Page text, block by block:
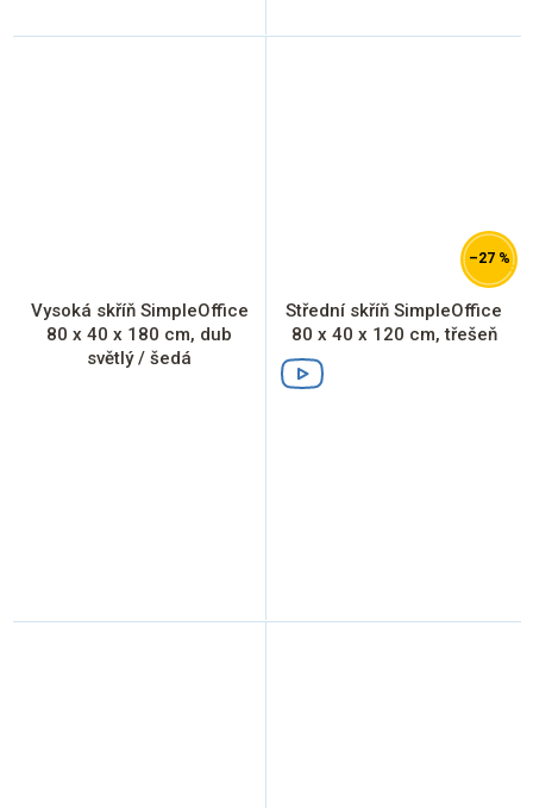
Vysoká skříň SimpleOffice
80 x 40 x 180 cm, dub
světlý / šedá
–27 %
Střední skříň SimpleOffice
80 x 40 x 120 cm, třešeň